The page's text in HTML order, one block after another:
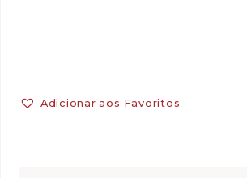
Adicionar aos Favoritos